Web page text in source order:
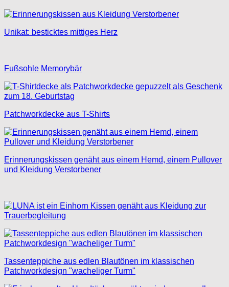
Unikat: besticktes mittiges Herz
Fußsohle Memorybär
Patchworkdecke aus T-Shirts
Erinnerungskissen genäht aus einem Hemd, einem Pullover
und Kleidung Verstorbener
Tassenteppiche aus edlen Blautönen im klassischen
Patchworkdesign "wacheliger Turm"